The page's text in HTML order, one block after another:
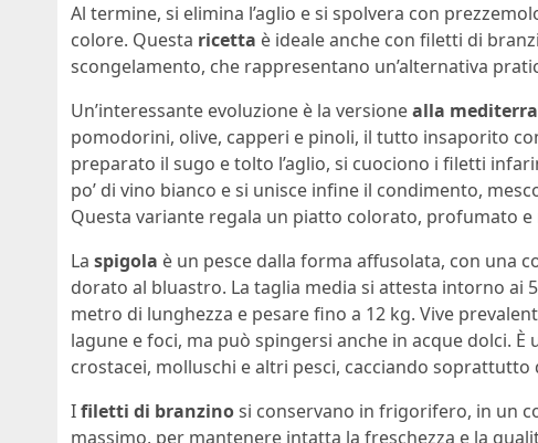
Al termine, si elimina l’aglio e si spolvera con
colore. Questa ricetta è ideale anche con filetti di
scongelamento, che rappresentano un’alternativa
Un’interessante evoluzione è la versionealla
pomodorini, olive, capperi e pinoli, il tutto insaporito
preparato il sugo e tolto l’aglio, si cuociono i filetti
po’ di vino bianco e si unisce infine il condimento,
Questa variante regala un piatto colorato, profumato
La spigola è un pesce dalla forma affusolata, con una
dorato al bluastro. La taglia media si attesta intorno ai
metro di lunghezza e pesare fino a 12 kg. Vive
lagune e foci, ma può spingersi anche in acque dolci.
crostacei, molluschi e altri pesci, cacciando soprattutto
Ifiletti di branzinosi conservano in frigorifero, in un
massimo, per mantenere intatta la freschezza e la